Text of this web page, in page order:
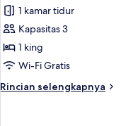
Grand
deluxe
jacuzzi
ocean
1 kamar tidur
Kapasitas 3
1 king
Wi-Fi Gratis
Rincian selengkapnya
Rincian